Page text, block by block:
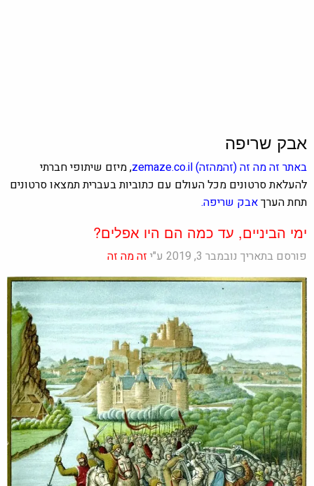
אבק שריפה
באתרזה מה זה(זהמהזה)zemaze.co.il, מיזם שיתופי חברתי
להעלאת סרטונים מכל העולם עם כתוביות בעברית תמצאו סרטונים
תחת הערךאבק שריפה.
ימי הביניים, עד כמה הם היו אפלים?
פורסם בתאריך נובמבר 3, 2019 ע"י זה מה זה